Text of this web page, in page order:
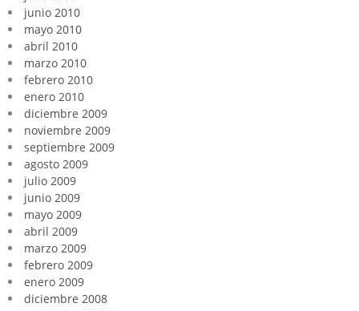
junio 2010
mayo 2010
abril 2010
marzo 2010
febrero 2010
enero 2010
diciembre 2009
noviembre 2009
septiembre 2009
agosto 2009
julio 2009
junio 2009
mayo 2009
abril 2009
marzo 2009
febrero 2009
enero 2009
diciembre 2008